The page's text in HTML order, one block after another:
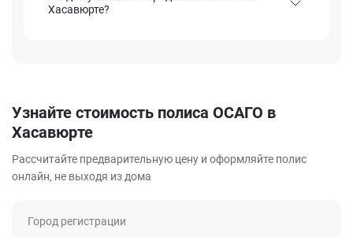
Хасавюрте?
Узнайте стоимость полиса ОСАГО в
Хасавюрте
Рассчитайте предварительную цену и оформляйте полис
онлайн, не выходя из дома
Город регистрации